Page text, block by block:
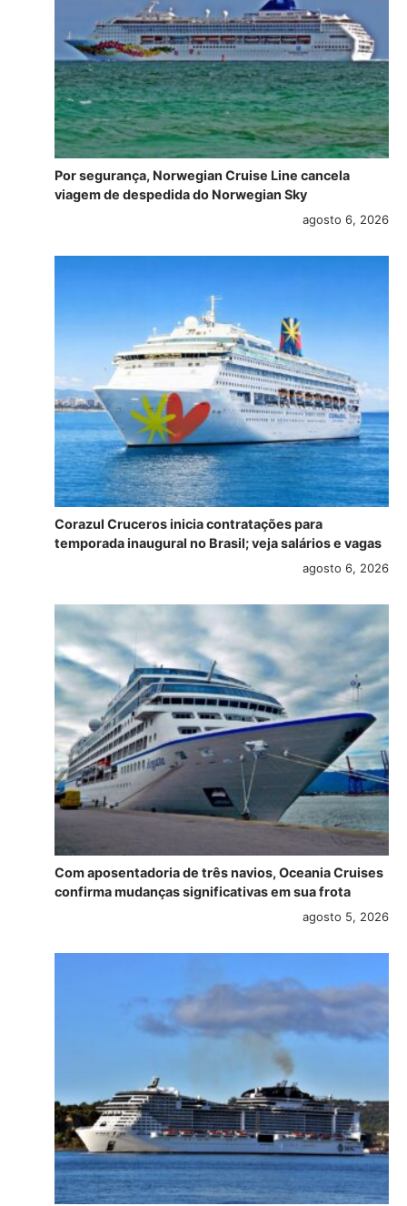
Por segurança, Norwegian Cruise Line cancela
viagem de despedida do Norwegian Sky
agosto 6, 2026
Corazul Cruceros inicia contratações para
temporada inaugural no Brasil; veja salários e vagas
agosto 6, 2026
Com aposentadoria de três navios, Oceania Cruises
confirma mudanças significativas em sua frota
agosto 5, 2026